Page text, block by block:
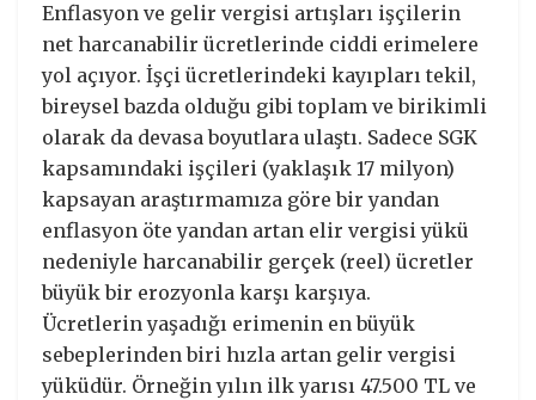
Enflasyon ve gelir vergisi artışları işçilerin
net harcanabilir ücretlerinde ciddi erimelere
yol açıyor. İşçi ücretlerindeki kayıpları tekil,
bireysel bazda olduğu gibi toplam ve birikimli
olarak da devasa boyutlara ulaştı. Sadece SGK
kapsamındaki işçileri (yaklaşık 17 milyon)
kapsayan araştırmamıza göre bir yandan
enflasyon öte yandan artan elir vergisi yükü
nedeniyle harcanabilir gerçek (reel) ücretler
büyük bir erozyonla karşı karşıya.
Ücretlerin yaşadığı erimenin en büyük
sebeplerinden biri hızla artan gelir vergisi
yüküdür. Örneğin yılın ilk yarısı 47.500 TL ve